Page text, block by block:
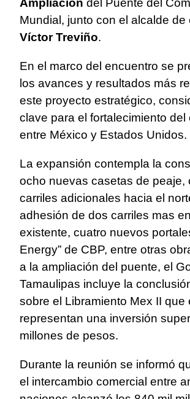
Ampliación del Puente del
Mundial, junto con el alcalde de
Víctor Treviño.
En el marco del encuentro se
los avances y resultados más
este proyecto estratégico,
clave para el fortalecimiento del
entre México y Estados Unidos.
La expansión contempla la
ocho nuevas casetas de peaje,
carriles adicionales hacia el
adhesión de dos carriles mas
existente, cuatro nuevos
Energy” de CBP, entre otras
a la ampliación del puente, el
Tamaulipas incluye la
sobre el Libramiento Mex II que
representan una inversión
millones de pesos.
Durante la reunión se informó
el intercambio comercial entre